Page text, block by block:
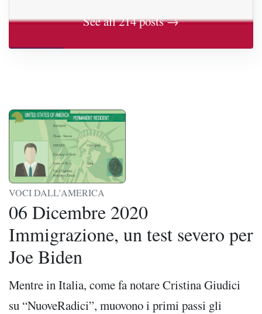
See all 214 posts →
VOCI DALL'AMERICA
06 Dicembre 2020
Immigrazione, un test severo per
Joe Biden
Mentre in Italia, come fa notare Cristina Giudici
su “NuoveRadici”, muovono i primi passi gli